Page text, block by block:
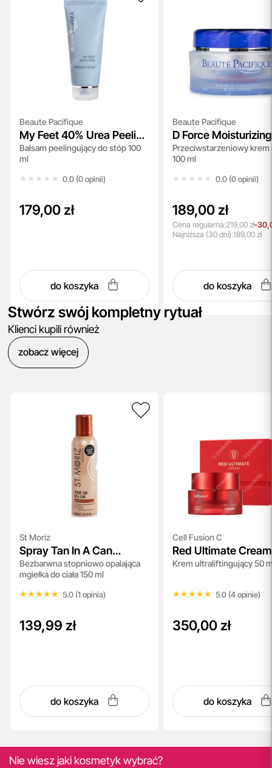
Beaute Pacifique
My Feet 40% Urea Peeling
Balm
Balsam peelingujący do stóp 100
ml
★★★★★
★★★★★ 0.0 (0 opinii)
179,00 zł
do koszyka
Beaute Pacifique
D Force
Cream
Przeciwstarzeniowy krem
100 ml
★★★★★
★★★★★ 0.0 (0 opinii)
189,00 zł
Cena regularna:219,00 zł-
Najniższa (30 dni):189,00 zł
do koszyka
Stwórz swój kompletny rytuał
Klienci kupili również
zobacz więcej
St Moriz
Spray Tan In A Can
Medium
Bezbarwna stopniowo opalająca
mgiełka do ciała 150 ml
★★★★★
★★★★★ 5.0 (1 opinia)
139,99 zł
do koszyka
Cell Fusion C
Red Ultimate Cream
Krem ultraliftingujący 50
★★★★★
★★★★★ 5.0 (4 opinie)
350,00 zł
do koszyka
Nie wiesz jaki kosmetyk wybrać?